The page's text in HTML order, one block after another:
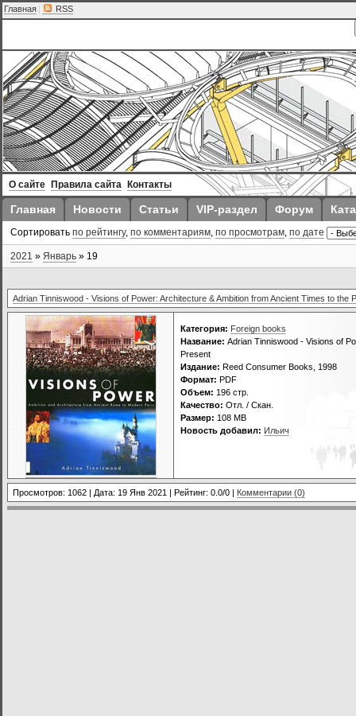
Главная | RSS
О сайте Правила сайта Контакты
Главная Новости Статьи VIP-раздел Форум
Сортировать по рейтингу, по комментариям, по просмотрам, по дате
2021 » Январь » 19
Adrian Tinniswood - Visions of Power: Architecture & Ambition from Ancient Times to the
Категория: Foreign books
Название: Adrian Tinniswood - Visions of
Present
Издание: Reed Consumer Books, 1998
Формат: PDF
Объем: 196 стр.
Качество: Отл. / Скан.
Размер: 108 MB
Новость добавил: Ильич
Просмотров: 1062 | Дата: 19 Янв 2021 | Рейтинг: 0.0/0 | Комментарии (0)